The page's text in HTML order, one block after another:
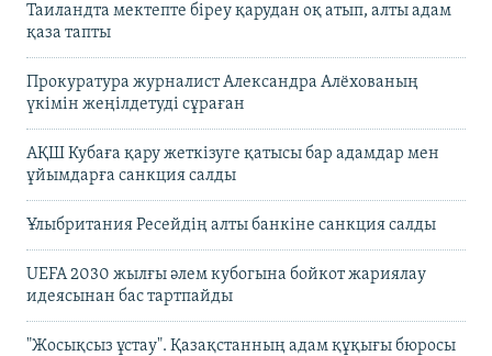
Таиландта мектепте біреу қарудан оқ атып, алты адам
қаза тапты
Прокуратура журналист Александра Алёхованың
үкімін жеңілдетуді сұраған
АҚШ Кубаға қару жеткізуге қатысы бар адамдар мен
ұйымдарға санкция салды
Ұлыбритания Ресейдің алты банкіне санкция салды
UEFA 2030 жылғы әлем кубогына бойкот жариялау
идеясынан бас тартпайды
"Жосықсыз ұстау". Қазақстанның адам құқығы бюросы